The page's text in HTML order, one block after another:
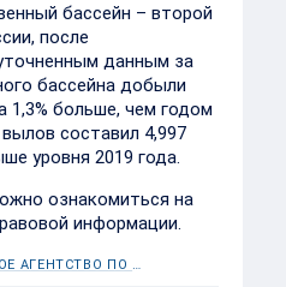
бассейн – второй
после
данным за
бассейна добыли
1,3% больше, чем годом
составил 4,997
уровня 2019 года.
ознакомиться на
информации.
ФЕДЕРАЛЬНОЕ АГЕНТСТВО ПО РЫБОЛОВСТВУ (РОСРЫБОЛОВСТВО)